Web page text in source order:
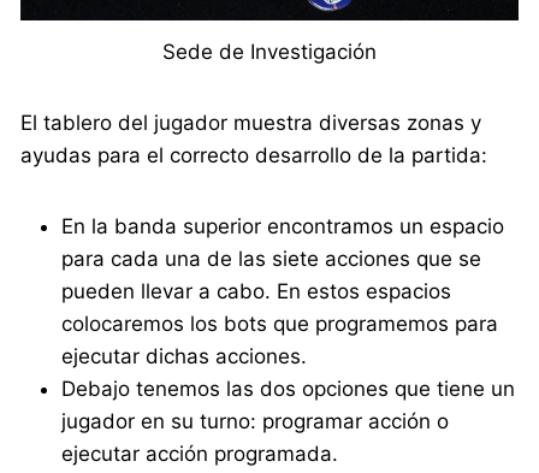
Sede de Investigación
El tablero del jugador muestra diversas zonas y
ayudas para el correcto desarrollo de la partida:
En la banda superior encontramos un espacio
para cada una de las siete acciones que se
pueden llevar a cabo. En estos espacios
colocaremos los bots que programemos para
ejecutar dichas acciones.
Debajo tenemos las dos opciones que tiene un
jugador en su turno: programar acción o
ejecutar acción programada.